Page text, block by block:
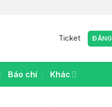
Ticket
Báo chí Khác